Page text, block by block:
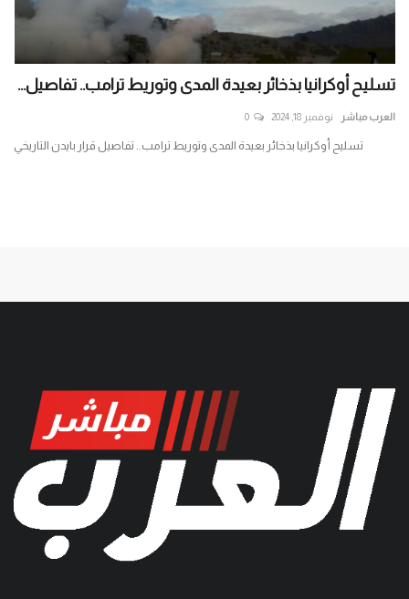
تسليح أوكرانيا بذخائر بعيدة المدى وتوريط ترامب.. تفاصيل...
العرب مباشر نوفمبر 18, 2024 0
تسليح أوكرانيا بذخائر بعيدة المدى وتوريط ترامب.. تفاصيل قرار بايدن التاريخي